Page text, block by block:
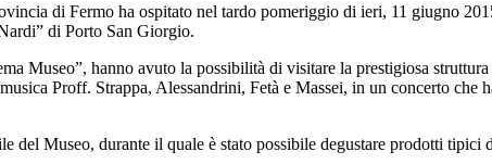
di Fermo ha ospitato nel tardo pomeriggio di ieri, 11 giugno
di Porto San Giorgio.
Museo”, hanno avuto la possibilità di visitare la prestigiosa
Proff. Strappa, Alessandrini, Fetà e Massei, in un concerto che
del Museo, durante il quale è stato possibile degustare prodotti